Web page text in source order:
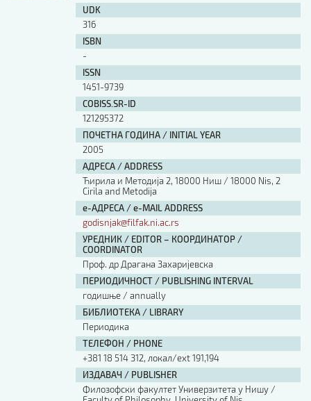
UDK
316
ISBN
-
ISSN
1451-9739
COBISS.SR-ID
121295372
ПОЧЕТНА ГОДИНА / INITIAL YEAR
2005
АДРЕСА / ADDRESS
Ћирила и Методија 2, 18000 Ниш / 18000 Nis, 2
Cirila and Metodija
е-АДРЕСА / e-MAIL ADDRESS
godisnjak@filfak.ni.ac.rs
УРЕДНИК / EDITOR – КООРДИНАТОР /
COORDINATOR
Проф. др Драгана Захаријевска
ПЕРИОДИЧНОСТ / PUBLISHING INTERVAL
годишње / annually
БИБЛИОТЕКА / LIBRARY
Периодика
ТЕЛЕФОН / PHONE
+381 18 514 312, локал/ext 191,194
ИЗДАВАЧ / PUBLISHER
Филозофски факултет Универзитета у Нишу /